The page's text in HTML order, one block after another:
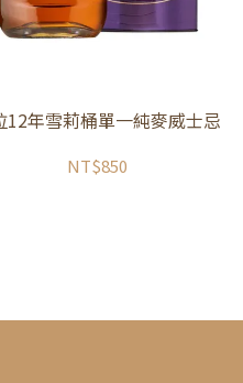
12年雪莉桶單一純麥威士忌
NT$850